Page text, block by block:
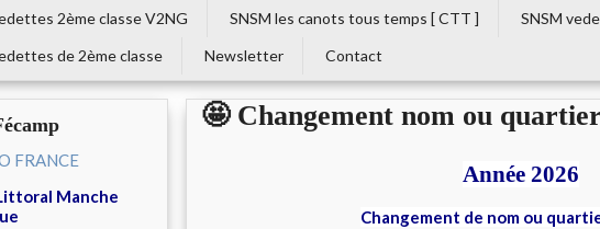
2ème classe V2NG
SNSM les canots tous temps [ CTT ]
SNSM
de 2ème classe
Newsletter Contact
Manche
🤩 Changement nom ou
Année 2026
Changement de nom ou